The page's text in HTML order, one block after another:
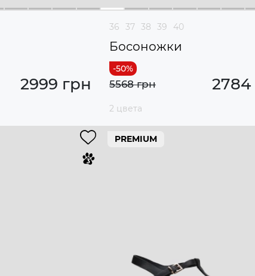
2999 грн
36 37 38 39 40
Босоножки
2784
5568 грн
2 цвета
PREMIUM